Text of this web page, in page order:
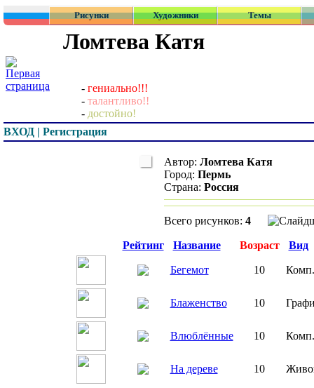
Рисунки Художники Темы
Ломтева Катя
- гениально!!!
- талантливо!!
- достойно!
ВХОД | Регистрация
Автор: Ломтева Катя
Город: Пермь
Страна: Россия
Всего рисунков: 4
Рейтинг Название Возраст Вид
Бегемот 10
Блаженство 10
Влюблённые 10
На дереве 10